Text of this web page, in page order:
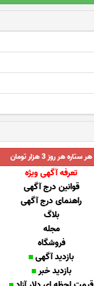
هر ستاره هر روز 3 هزار تومان
تعرفه آگهی ویژه
قوانین درج آگهی
راهنمای درج آگهی
بلاگ
مجله
فروشگاه
بازدید آگهی
بازدید خبر